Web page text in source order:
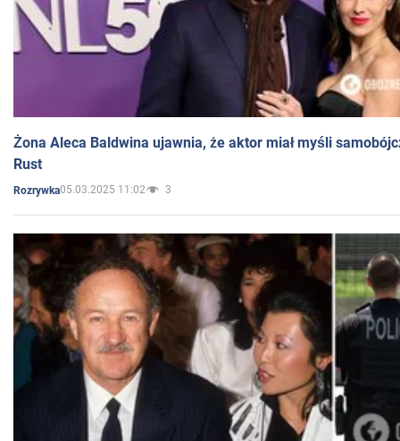
Żona Aleca Baldwina ujawnia, że aktor miał myśli
Rust
Rozrywka05.03.2025 11:02 3